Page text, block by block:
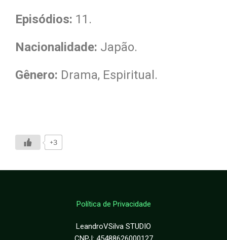
Episódios: 11.
Nacionalidade: Japão.
Gênero: Drama, Espiritual.
+3
Política de Privacidade
LeandroVSilva STUDIO